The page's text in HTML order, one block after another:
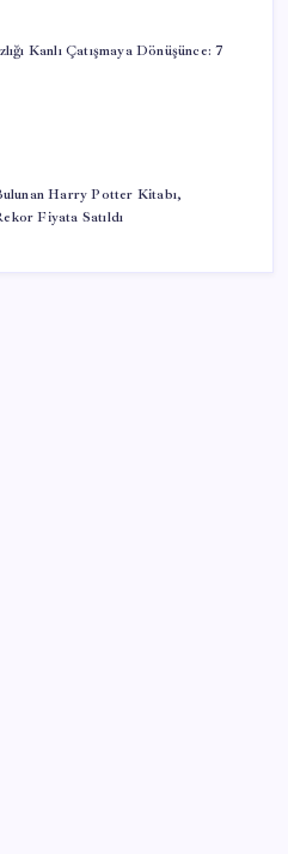
Kanlı Çatışmaya Dönüşünce: 7
Harry Potter Kitabı,
Fiyata Satıldı